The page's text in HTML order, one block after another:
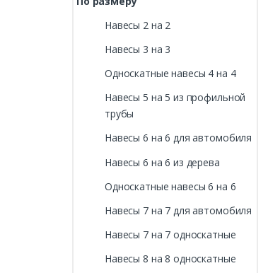
Навесы 2 на 2
Навесы 3 на 3
Односкатные навесы 4 на 4
Навесы 5 на 5 из профильной
трубы
Навесы 6 на 6 для автомобиля
Навесы 6 на 6 из дерева
Односкатные навесы 6 на 6
Навесы 7 на 7 для автомобиля
Навесы 7 на 7 односкатные
Навесы 8 на 8 односкатные